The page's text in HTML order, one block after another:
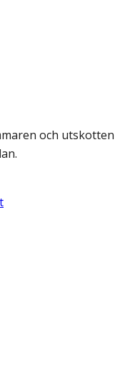
och utskotten